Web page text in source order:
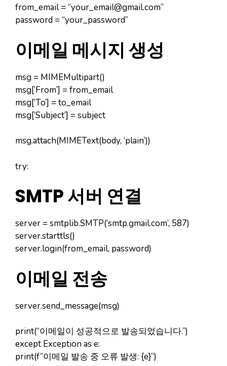
from_email = “your_email@gmail.com”
password = “your_password”
이메일 메시지 생성
msg = MIMEMultipart()
msg[‘From’] = from_email
msg[‘To’] = to_email
msg[‘Subject’] = subject
msg.attach(MIMEText(body, ‘plain’))
try:
SMTP 서버 연결
server = smtplib.SMTP(‘smtp.gmail.com’, 587)
server.starttls()
server.login(from_email, password)
이메일 전송
server.send_message(msg)
print(“이메일이 성공적으로 발송되었습니다.”)
except Exception as e:
print(f”이메일 발송 중 오류 발생: {e}”)